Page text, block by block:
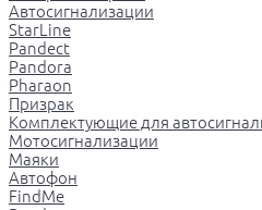
Автосигнализации
StarLine
Pandect
Pandora
Pharaon
Призрак
Комплектующие для
Мотосигнализации
Маяки
Автофон
FindMe